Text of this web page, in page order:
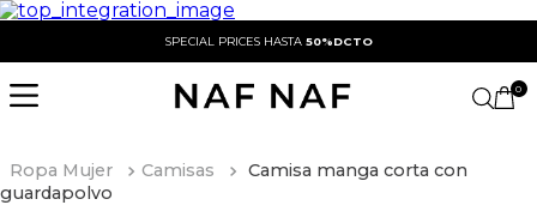
SPECIAL PRICES HASTA 50%DCTO
0
Ropa Mujer Camisas
Camisa manga corta con
guardapolvo